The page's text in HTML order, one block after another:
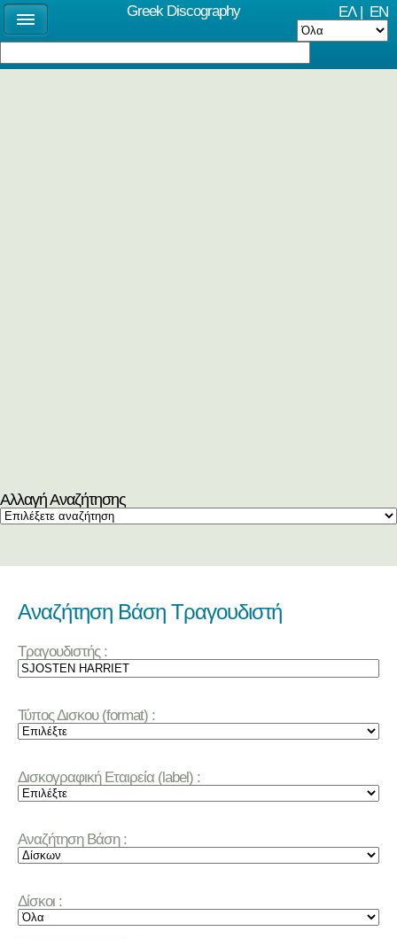
ΕΛ| EN
Αλλαγή Αναζήτησης
Αναζήτηση Βάση Τραγουδιστή
Τραγουδιστής :
Τύπος Δισκου (format) :
Δισκογραφική Εταιρεία (label) :
Αναζήτηση Βάση :
Δίσκοι :
Greek Discography